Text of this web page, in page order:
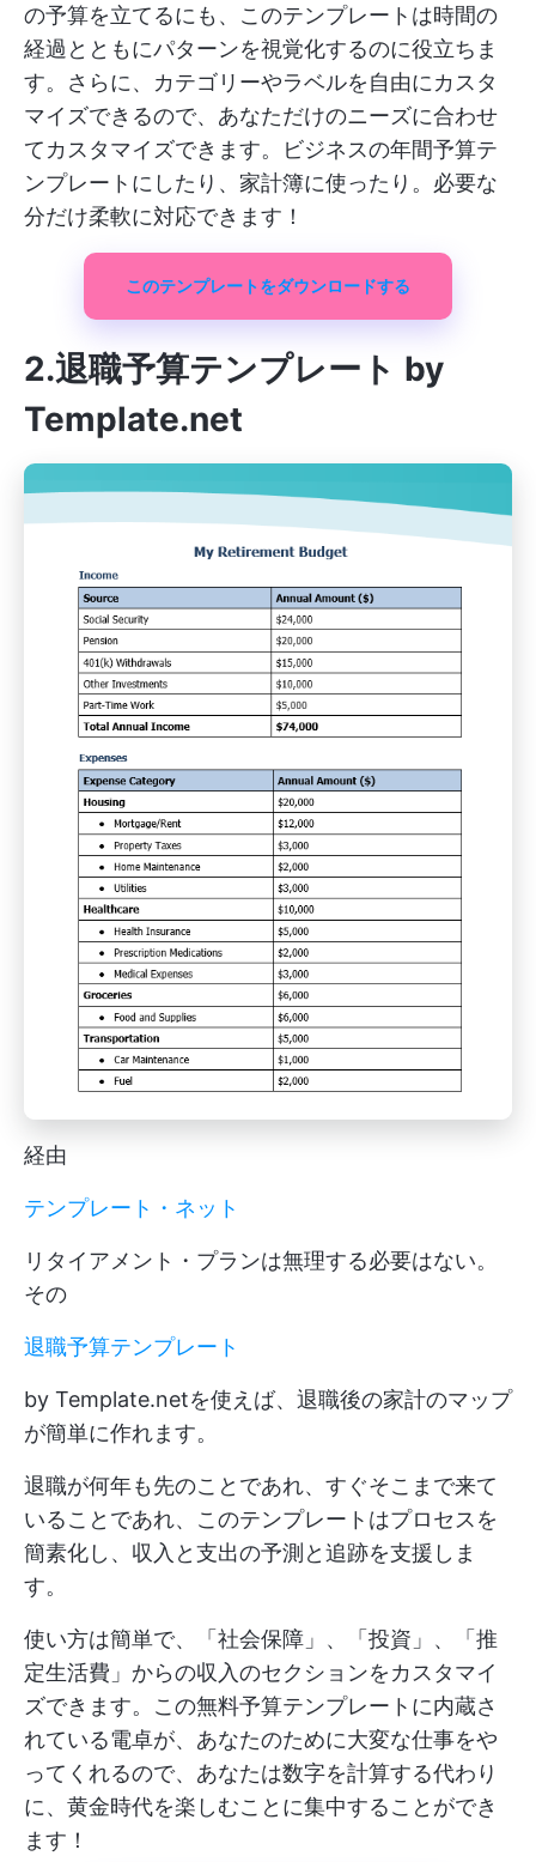
の予算を立てるにも、このテンプレートは時間の
経過とともにパターンを視覚化するのに役立ちま
す。さらに、カテゴリーやラベルを自由にカスタ
マイズできるので、あなただけのニーズに合わせ
てカスタマイズできます。ビジネスの年間予算テ
ンプレートにしたり、家計簿に使ったり。必要な
分だけ柔軟に対応できます！
このテンプレートをダウンロードする
2.退職予算テンプレート by
Template.net
経由
テンプレート・ネット
リタイアメント・プランは無理する必要はない。
その
退職予算テンプレート
by Template.netを使えば、退職後の家計のマップ
が簡単に作れます。
退職が何年も先のことであれ、すぐそこまで来て
いることであれ、このテンプレートはプロセスを
簡素化し、収入と支出の予測と追跡を支援しま
す。
使い方は簡単で、「社会保障」、「投資」、「推
定生活費」からの収入のセクションをカスタマイ
ズできます。この無料予算テンプレートに内蔵さ
れている電卓が、あなたのために大変な仕事をや
ってくれるので、あなたは数字を計算する代わり
に、黄金時代を楽しむことに集中することができ
ます！